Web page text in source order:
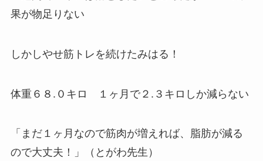
果が物足りない
しかしやせ筋トレを続けたみはる！
体重６８.０キロ １ヶ月で２.３キロしか減らない
「まだ１ヶ月なので筋肉が増えれば、脂肪が減る
ので大丈夫！」（とがわ先生）